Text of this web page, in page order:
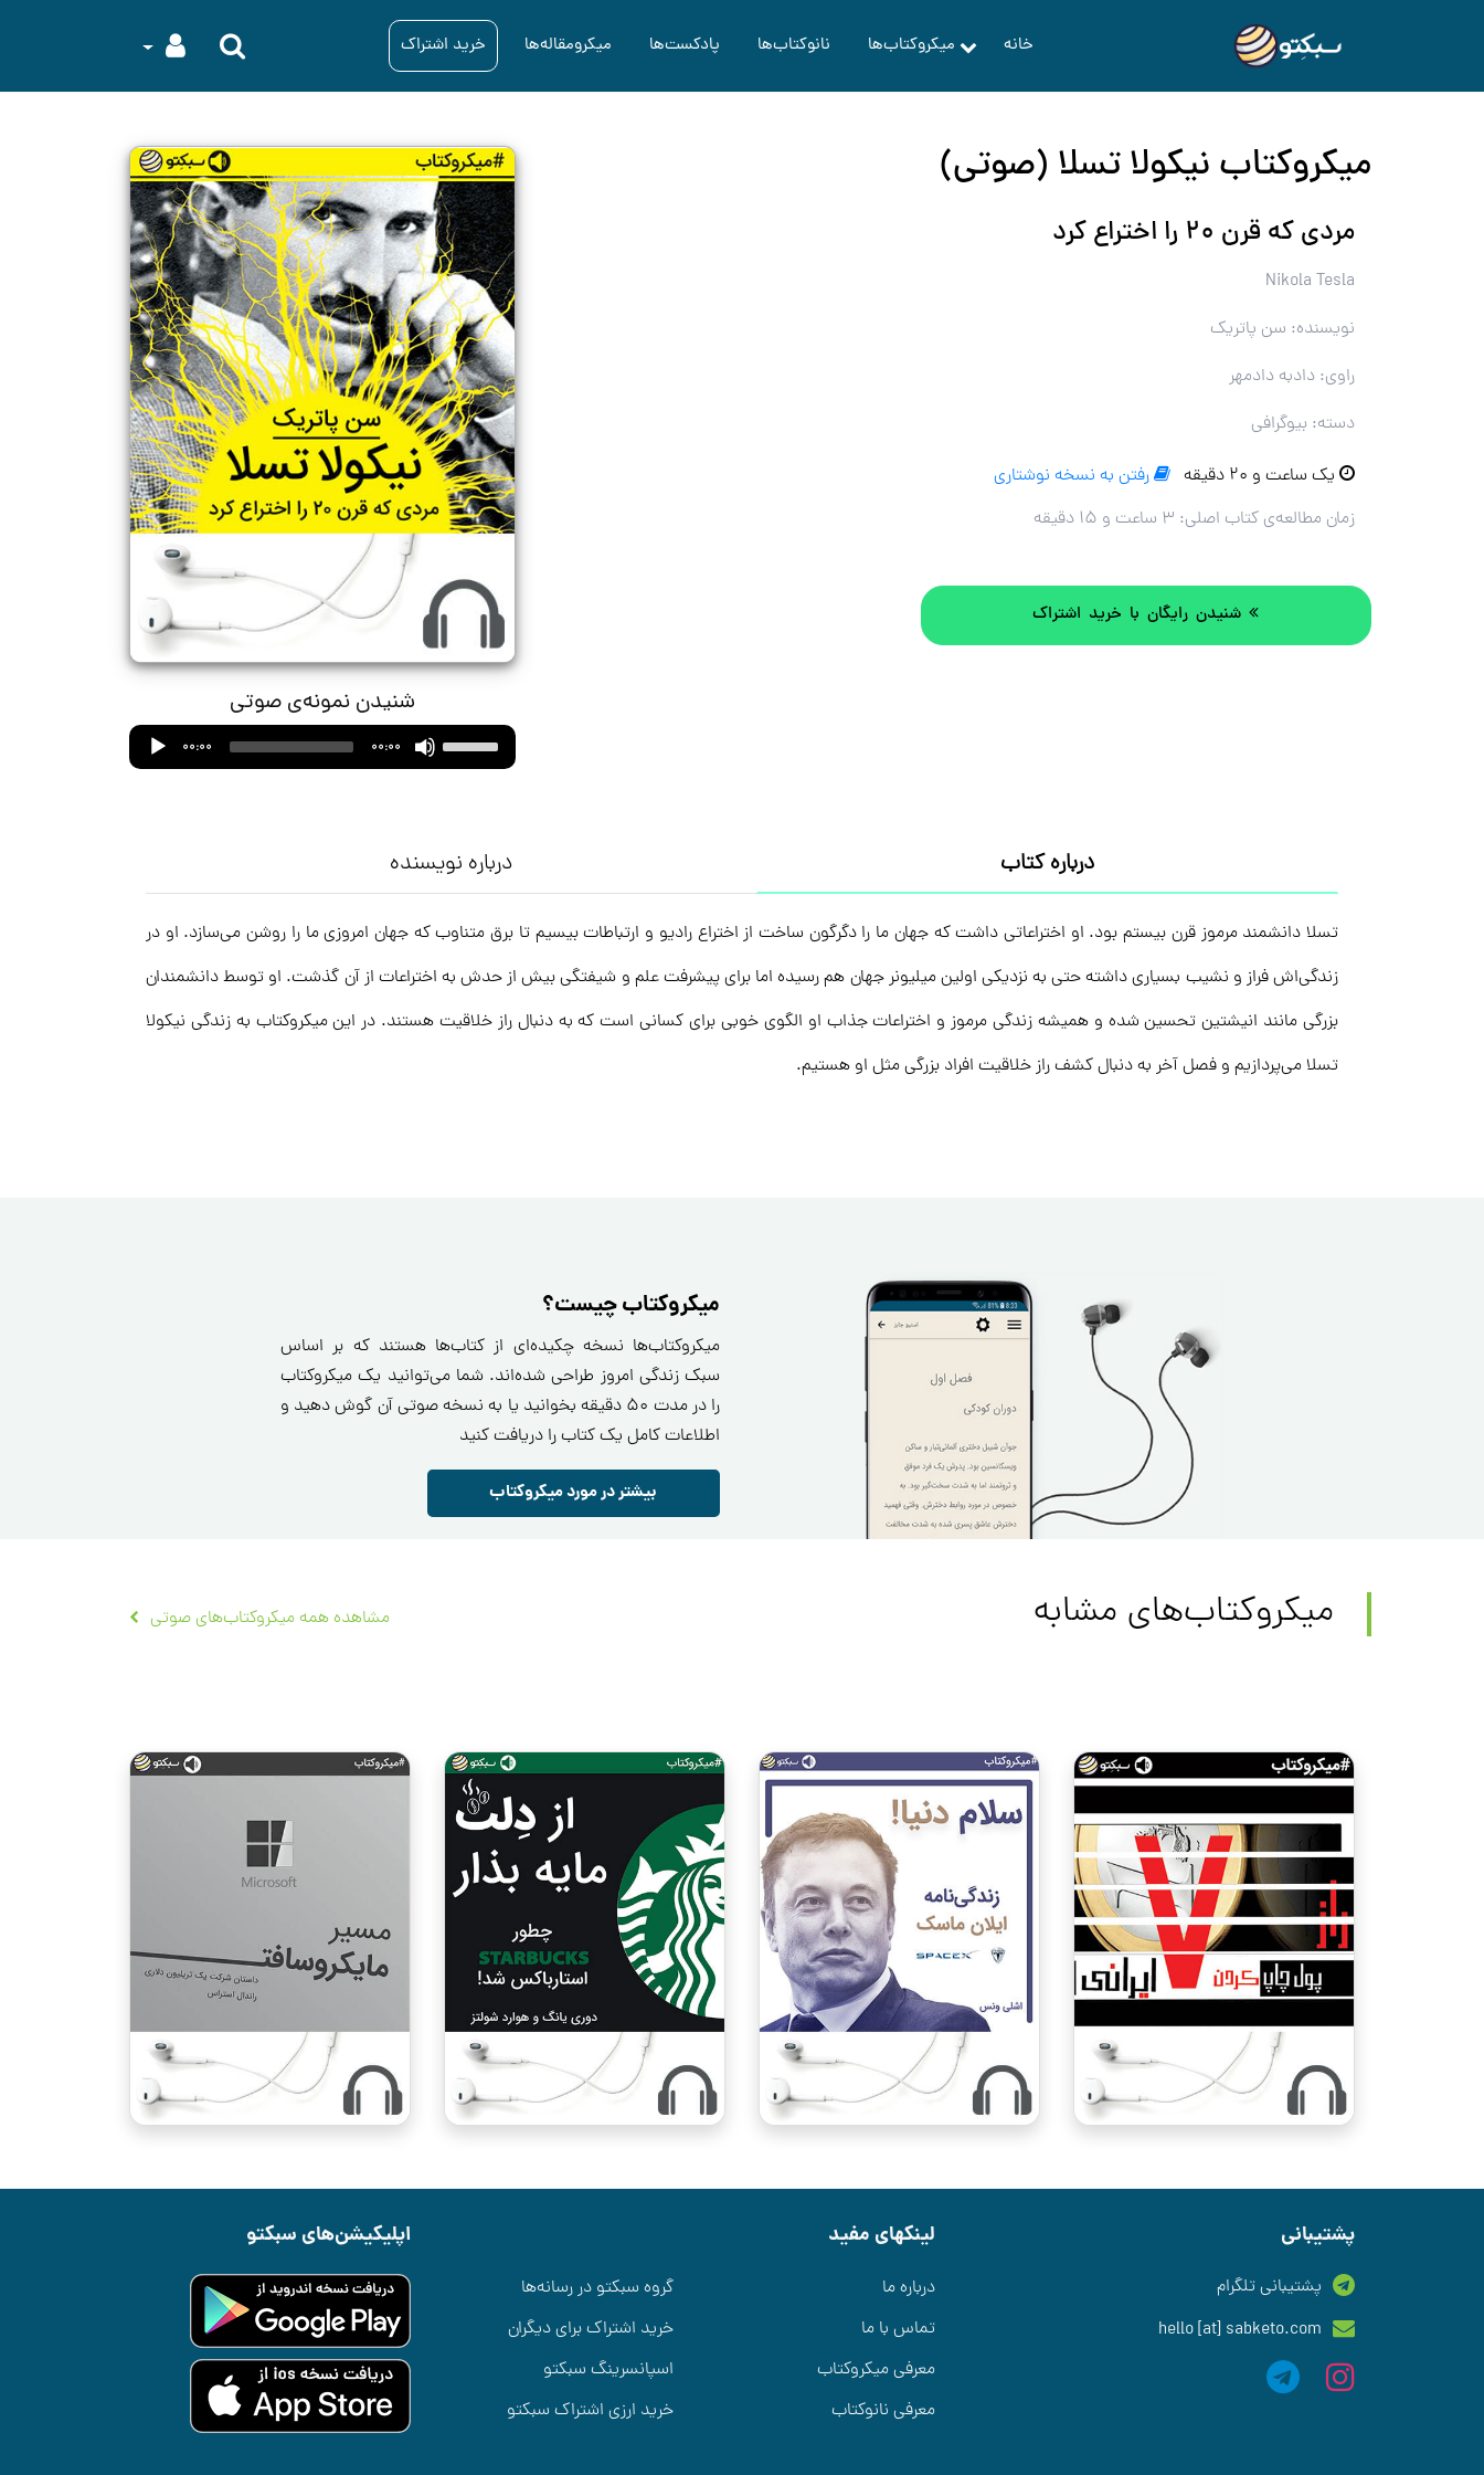
خانه میکروکتاب‌ها نانوکتاب‌ها پادکست‌ها میکرومقاله‌ها خرید اشتراک
میکروکتاب نیکولا تسلا (صوتی)
مردی که قرن ۲۰ را اختراع کرد
Nikola Tesla
نویسنده: سن پاتریک
راوی: دادبه دادمهر
دسته: بیوگرافی
یک ساعت و ۲۰ دقیقه
رفتن به نسخه نوشتاری
زمان مطالعه‌ی کتاب اصلی: ۳ ساعت و ۱۵ دقیقه
شنیدن رایگان با خرید اشتراک
شنیدن نمونه‌ی صوتی
Audio
Player
00:00 00:00
Use
Up/Down
to
increase
decrease
volume.
درباره کتاب درباره نویسنده
تسلا دانشمند مرموز قرن بیستم بود. او اختراعاتی داشت که جهان ما را دگرگون ساخت از اختراع رادیو و ارتباطات بیسیم تا برق متناوب که جهان امروزی ما را روشن می‌سازد. او در
زندگی‌اش فراز و نشیب بسیاری داشته حتی به نزدیکی اولین میلیونر جهان هم رسیده اما برای پیشرفت علم و شیفتگی بیش از حدش به اختراعات از آن گذشت. او توسط دانشمندان
بزرگی مانند انیشتین تحسین شده و همیشه زندگی مرموز و اختراعات جذاب او الگوی خوبی برای کسانی است که به دنبال راز خلاقیت هستند. در این میکروکتاب به زندگی نیکولا
تسلا می‌پردازیم و فصل آخر به دنبال کشف راز خلاقیت افراد بزرگی مثل او هستیم.
میکروکتاب چیست؟
میکروکتاب‌ها نسخه چکیده‌ای از کتاب‌ها هستند که بر اساس
سبک زندگی امروز طراحی شده‌اند. شما می‌توانید یک میکروکتاب
را در مدت ۵۰ دقیقه بخوانید یا به نسخه صوتی آن گوش دهید و
اطلاعات کامل یک کتاب را دریافت کنید
بیشتر در مورد میکروکتاب
میکروکتاب‌های مشابه مشاهده همه میکروکتاب‌های صوتی
پشتیبانی
پشتیبانی تلگرام
hello [at] sabketo.com
لینکهای مفید
درباره ما
تماس با ما
معرفی میکروکتاب
معرفی نانوکتاب
گروه سبکتو در رسانه‌ها
خرید اشتراک برای دیگران
اسپانسرینگ سبکتو
خرید ارزی اشتراک سبکتو
اپلیکیشن‌های سبکتو